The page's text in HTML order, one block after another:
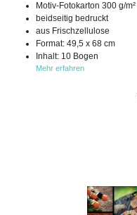
Motiv-Fotokarton 300 g/m²
beidseitig bedruckt
aus Frischzellulose
Format: 49,5 x 68 cm
Inhalt: 10 Bogen
Mehr erfahren